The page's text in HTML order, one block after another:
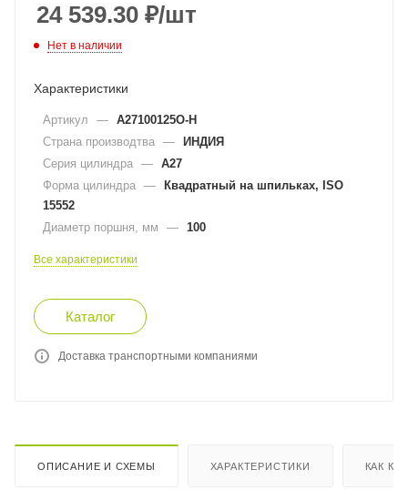
24 539.30 ₽/шт
Нет в наличии
Характеристики
Артикул — A27100125O-H
Страна производтва — ИНДИЯ
Серия цилиндра — A27
Форма цилиндра — Квадратный на шпильках, ISO
15552
Диаметр поршня, мм
— 100
Все характеристики
Каталог
Доставка транспортными компаниями
ОПИСАНИЕ И СХЕМЫ ХАРАКТЕРИСТИКИ КАК